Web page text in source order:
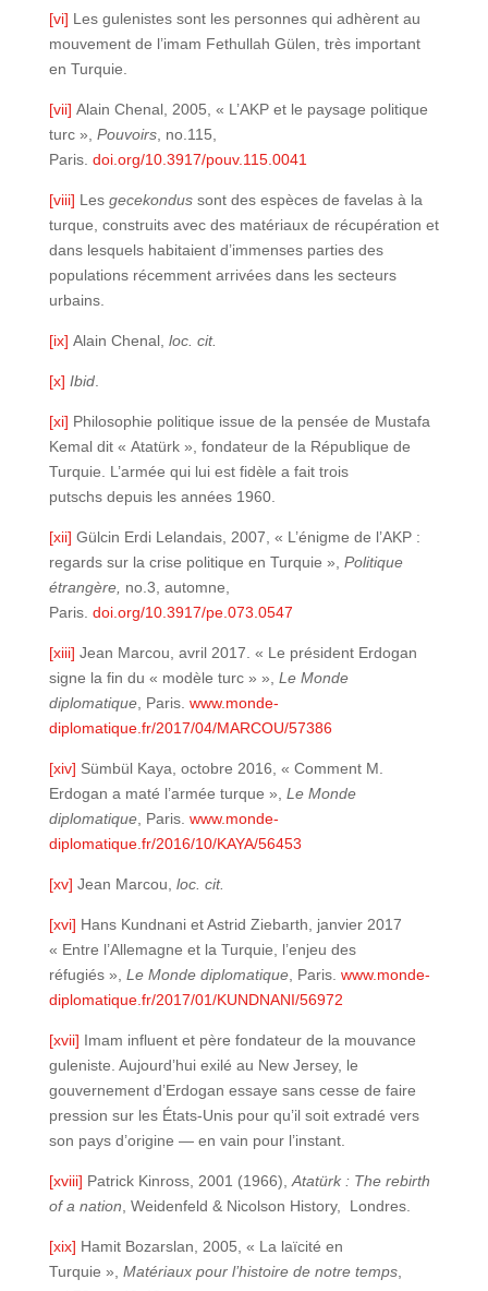
[vi] Les gulenistes sont les personnes qui adhèrent au
mouvement de l’imam Fethullah Gülen, très important
en Turquie.
[vii] Alain Chenal, 2005, « L’AKP et le paysage politique
turc », Pouvoirs, no.115,
Paris. doi.org/10.3917/pouv.115.0041
[viii] Les gecekondussont des espèces de favelas à la
turque, construits avec des matériaux de récupération et
dans lesquels habitaient d’immenses parties des
populations récemment arrivées dans les secteurs
urbains.
[ix] Alain Chenal, loc. cit.
[x] Ibid.
[xi] Philosophie politique issue de la pensée de Mustafa
Kemal dit « Atatürk », fondateur de la République de
Turquie. L’armée qui lui est fidèle a fait trois
putschs depuis les années 1960.
[xii] Gülcin Erdi Lelandais, 2007, « L’énigme de l’AKP :
regards sur la crise politique en Turquie », Politique
étrangère, no.3, automne,
Paris. doi.org/10.3917/pe.073.0547
[xiii] Jean Marcou, avril 2017. « Le président Erdogan
signe la fin du « modèle turc » », Le Monde
diplomatique, Paris. www.monde-
diplomatique.fr/2017/04/MARCOU/57386
[xiv] Sümbül Kaya, octobre 2016, « Comment M.
Erdogan a maté l’armée turque », Le Monde
diplomatique, Paris. www.monde-
diplomatique.fr/2016/10/KAYA/56453
[xv] Jean Marcou, loc. cit.
[xvi] Hans Kundnani et Astrid Ziebarth, janvier 2017
« Entre l’Allemagne et la Turquie, l’enjeu des
réfugiés », Le Monde diplomatique, Paris. www.monde-
diplomatique.fr/2017/01/KUNDNANI/56972
[xvii] Imam influent et père fondateur de la mouvance
guleniste. Aujourd’hui exilé au New Jersey, le
gouvernement d’Erdogan essaye sans cesse de faire
pression sur les États-Unis pour qu’il soit extradé vers
son pays d’origine — en vain pour l’instant.
[xviii] Patrick Kinross, 2001 (1966), Atatürk : The rebirth
of a nation , Weidenfeld & Nicolson History, Londres.
[xix] Hamit Bozarslan, 2005, « La laïcité en
Turquie », Matériaux pour l’histoire de notre temps,